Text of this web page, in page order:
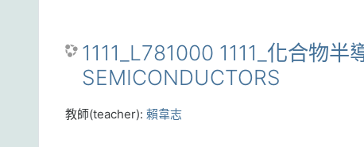
1111_L781000 1111_化合物
SEMICONDUCTORS
教師(teacher): 賴韋志